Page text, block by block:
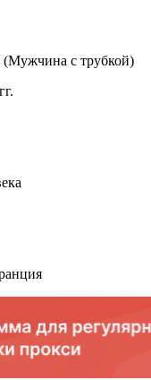
(Мужчина с трубкой)